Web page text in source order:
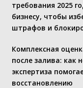
требования 2025
бизнесу, чтобы
штрафов и
Комплексная
после залива: как
экспертиза
восстановлению